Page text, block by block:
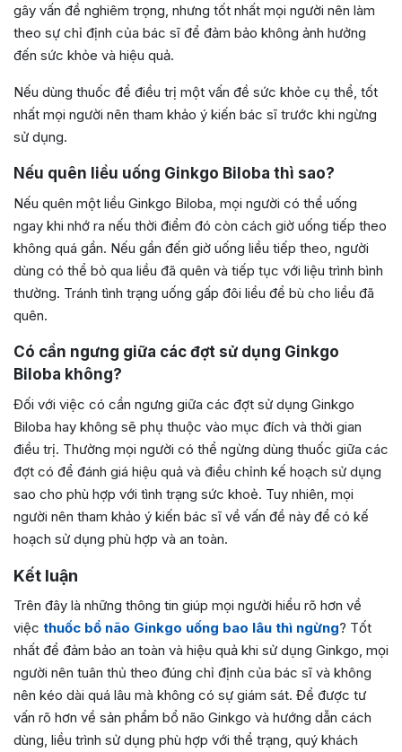
gây vấn đề nghiêm trọng, nhưng tốt nhất mọi người nên làm
theo sự chỉ định của bác sĩ để đảm bảo không ảnh hưởng
đến sức khỏe và hiệu quả.
Nếu dùng thuốc để điều trị một vấn đề sức khỏe cụ thể, tốt
nhất mọi người nên tham khảo ý kiến bác sĩ trước khi ngừng
sử dụng.
Nếu quên liều uống Ginkgo Biloba thì sao?
Nếu quên một liều Ginkgo Biloba, mọi người có thể uống
ngay khi nhớ ra nếu thời điểm đó còn cách giờ uống tiếp theo
không quá gần. Nếu gần đến giờ uống liều tiếp theo, người
dùng có thể bỏ qua liều đã quên và tiếp tục với liệu trình bình
thường. Tránh tình trạng uống gấp đôi liều để bù cho liều đã
quên.
Có cần ngưng giữa các đợt sử dụng Ginkgo
Biloba không?
Đối với việc có cần ngưng giữa các đợt sử dụng Ginkgo
Biloba hay không sẽ phụ thuộc vào mục đích và thời gian
điều trị. Thường mọi người có thể ngừng dùng thuốc giữa các
đợt có để đánh giá hiệu quả và điều chỉnh kế hoạch sử dụng
sao cho phù hợp với tình trạng sức khoẻ. Tuy nhiên, mọi
người nên tham khảo ý kiến bác sĩ về vấn đề này để có kế
hoạch sử dụng phù hợp và an toàn.
Kết luận
Trên đây là những thông tin giúp mọi người hiểu rõ hơn về
việc thuốc bổ não Ginkgo uống bao lâu thì ngừng? Tốt
nhất để đảm bảo an toàn và hiệu quả khi sử dụng Ginkgo, mọi
người nên tuân thủ theo đúng chỉ định của bác sĩ và không
nên kéo dài quá lâu mà không có sự giám sát. Để được tư
vấn rõ hơn về sản phẩm bổ não Ginkgo và hướng dẫn cách
dùng, liều trình sử dụng phù hợp với thể trạng, quý khách